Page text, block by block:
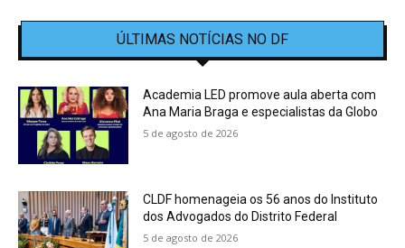
ÚLTIMAS NOTÍCIAS NO DF
Academia LED promove aula aberta com
Ana Maria Braga e especialistas da Globo
5 de agosto de 2026
CLDF homenageia os 56 anos do Instituto
dos Advogados do Distrito Federal
5 de agosto de 2026